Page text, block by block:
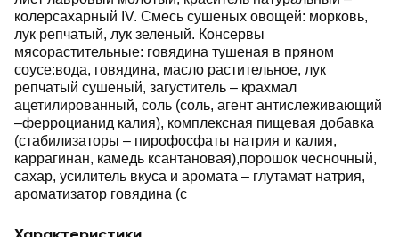
колерсахарный IV. Смесь сушеных овощей: морковь,
лук репчатый, лук зеленый. Консервы
мясорастительные: говядина тушеная в пряном
соусе:вода, говядина, масло растительное, лук
репчатый сушеный, загуститель – крахмал
ацетилированный, соль (соль, агент антислеживающий
–ферроцианид калия), комплексная пищевая добавка
(стабилизаторы – пирофосфаты натрия и калия,
каррагинан, камедь ксантановая),порошок чесночный,
сахар, усилитель вкуса и аромата – глутамат натрия,
ароматизатор говядина (с